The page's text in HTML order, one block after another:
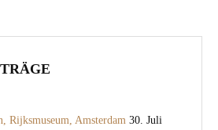
Rijksmuseum, Amsterdam 30. Juli